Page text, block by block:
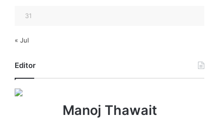
31
« Jul
Editor
Manoj Thawait